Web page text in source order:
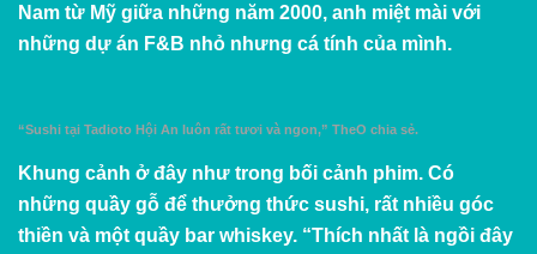
Nam từ Mỹ giữa những năm 2000, anh miệt mài với
những dự án F&B nhỏ nhưng cá tính của mình.
“Sushi tại Tadioto Hội An luôn rất tươi và ngon,” TheO chia sẻ.
Khung cảnh ở đây như trong bối cảnh phim. Có
những quầy gỗ để thưởng thức sushi, rất nhiều góc
thiền và một quầy bar whiskey. “Thích nhất là ngồi đây